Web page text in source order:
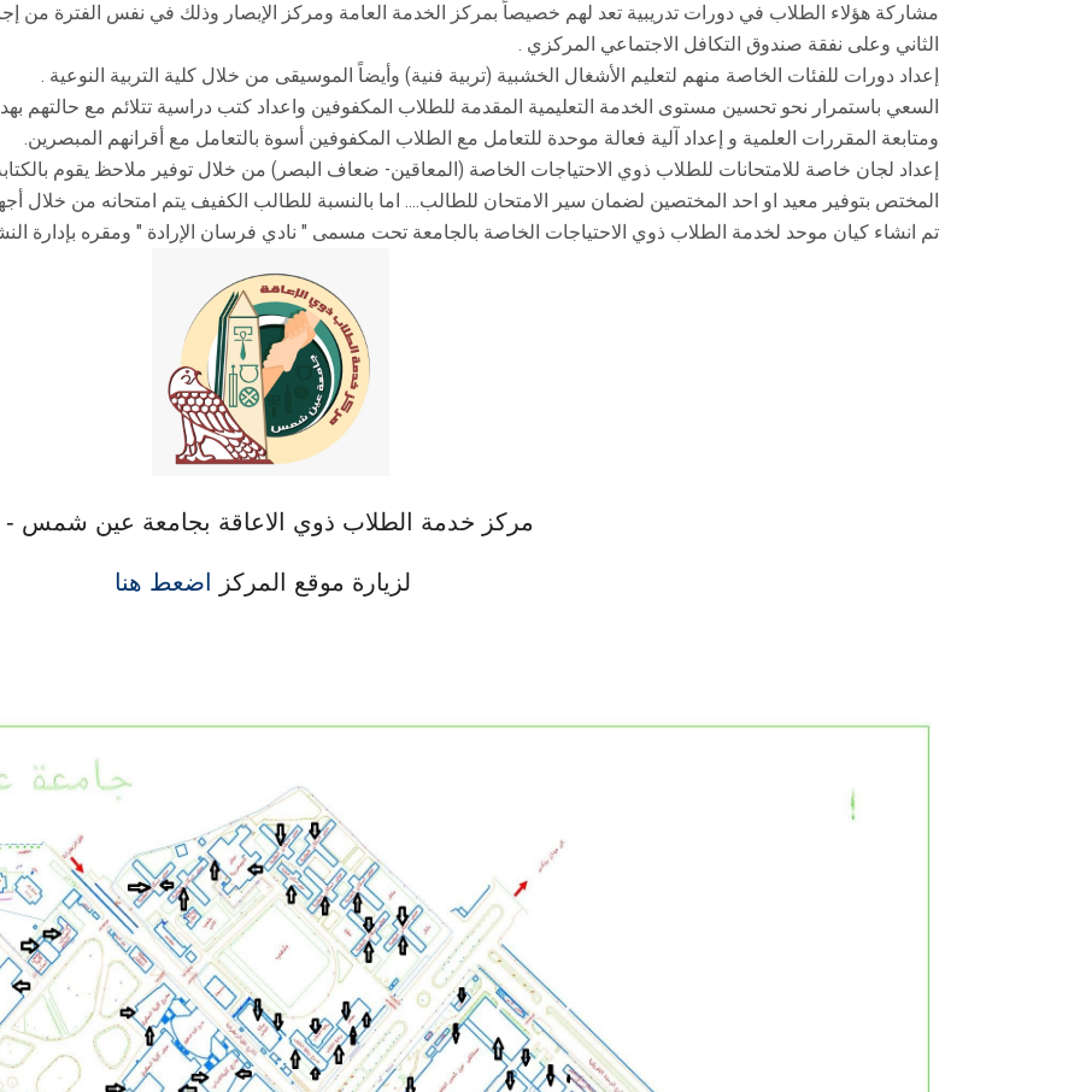
مشاركة هؤلاء الطلاب في دورات تدريبية تعد لهم خصيصاً بمركز الخدمة العامة ومركز الإبصار وذلك في نفس الفترة
الثاني وعلى نفقة صندوق التكافل الاجتماعي المركزي .
إعداد دورات للفئات الخاصة منهم لتعليم الأشغال الخشبية (تربية فنية) وأيضاً الموسيقى من خلال كلية التربية النوعية .
السعي باستمرار نحو تحسين مستوى الخدمة التعليمية المقدمة للطلاب المكفوفين واعداد كتب دراسية تتلائم مع حالتهم
ومتابعة المقررات العلمية و إعداد آلية فعالة موحدة للتعامل مع الطلاب المكفوفين أسوة بالتعامل مع أقرانهم المبصرين.
إعداد لجان خاصة للامتحانات للطلاب ذوي الاحتياجات الخاصة (المعاقين- ضعاف البصر) من خلال توفير ملاحظ يقوم
المختص بتوفير معيد او احد المختصين لضمان سير الامتحان للطالب.... اما بالنسبة للطالب الكفيف يتم امتحانه من خلال
تم انشاء كيان موحد لخدمة الطلاب ذوي الاحتياجات الخاصة بالجامعة تحت مسمى " نادي فرسان الإرادة " ومقره بإدارة
مركز خدمة الطلاب ذوي الاعاقة بجامعة عين شمس -
لزيارة موقع المركز اضعط هنا